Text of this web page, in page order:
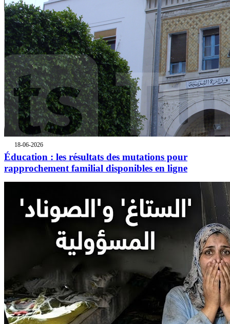
18-06-2026
Éducation : les résultats des mutations pour
rapprochement familial disponibles en ligne